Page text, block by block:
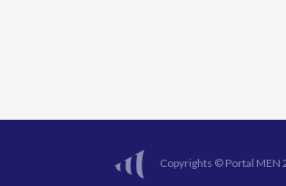
Copyrights © Portal MEN